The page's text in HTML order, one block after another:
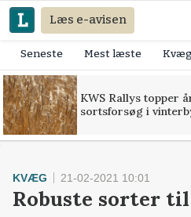
Læs e-avisen
Seneste Mest læste Kvæg
KWS Rallys topper
sortsforsøg i
KVÆG 21-02-2021 10:01
Robuste sorter